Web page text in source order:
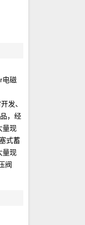
电磁
阀，
， Ｏ
阀，
斯托
线
圈
电磁
发、
、生
。可
海
现代
可
面
重
器技
的
，经
、
、
品牌
量现
、伺
调节
柱
型
阀：
式蓄
过滤
脱
过
、故
却
量现
伺
节
柱
型
阀
力
截止
乐压
力士